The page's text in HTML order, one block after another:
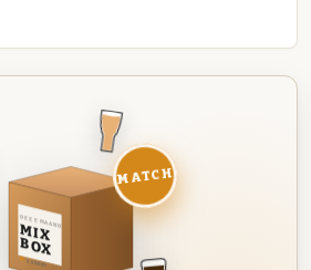
DEZE MAAND
MIX
BOX
8 BIEREN
MATCH